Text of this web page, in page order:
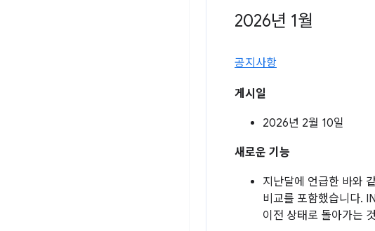
2026년 1월
공지사항
게시일
2026년 2월 10일
새로운 기능
지난달에 언급한 바와
비교를 포함했습니다.
이전 상태로 돌아가는